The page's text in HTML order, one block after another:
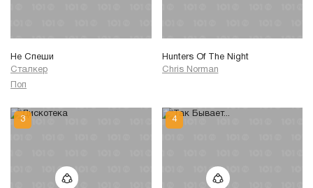
Не Спеши
Сталкер
Поп
Hunters Of The Night
Chris Norman